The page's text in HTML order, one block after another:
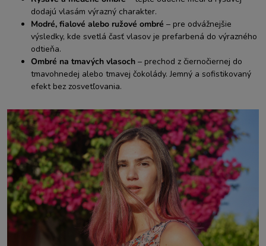
dodajú vlasám výrazný charakter.
Modré, fialové alebo ružové ombré – pre odvážnejšie
výsledky, kde svetlá časť vlasov je prefarbená do výrazného
odtieňa.
Ombré na tmavých vlasoch – prechod z čiernočiernej do
tmavohnedej alebo tmavej čokolády. Jemný a sofistikovaný
efekt bez zosvetľovania.